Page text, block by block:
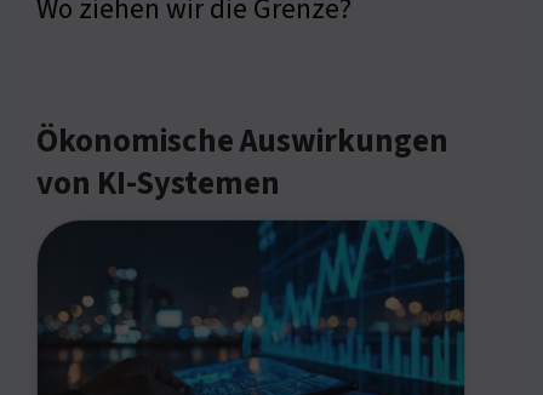
Wo ziehen wir die Grenze?
Ökonomische Auswirkungen
von KI-Systemen